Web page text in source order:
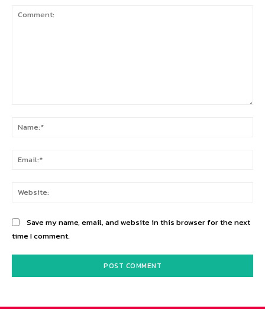
Save my name, email, and website in this browser for the next
time I comment.